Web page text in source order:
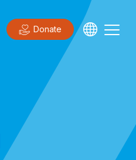
Donate